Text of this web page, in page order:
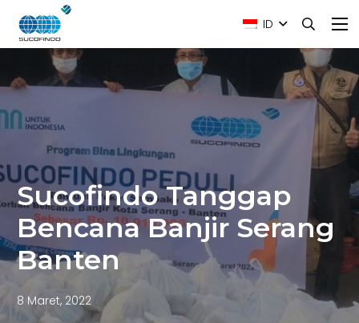
ID
Sucofindo Tanggap
Bencana Banjir Serang
Banten
8 Maret, 2022